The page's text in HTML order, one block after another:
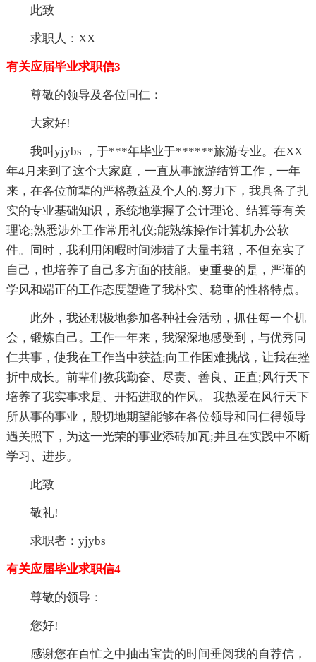
此致
求职人：XX
有关应届毕业求职信3
尊敬的领导及各位同仁：
大家好!
我叫yjybs ，于***年毕业于******旅游专业。在XX
年4月来到了这个大家庭，一直从事旅游结算工作，一年
来，在各位前辈的严格教益及个人的.努力下，我具备了扎
实的专业基础知识，系统地掌握了会计理论、结算等有关
理论;熟悉涉外工作常用礼仪;能熟练操作计算机办公软
件。同时，我利用闲暇时间涉猎了大量书籍，不但充实了
自己，也培养了自己多方面的技能。更重要的是，严谨的
学风和端正的工作态度塑造了我朴实、稳重的性格特点。
此外，我还积极地参加各种社会活动，抓住每一个机
会，锻炼自己。工作一年来，我深深地感受到，与优秀同
仁共事，使我在工作当中获益;向工作困难挑战，让我在挫
折中成长。前辈们教我勤奋、尽责、善良、正直;风行天下
培养了我实事求是、开拓进取的作风。 我热爱在风行天下
所从事的事业，殷切地期望能够在各位领导和同仁得领导
遇关照下，为这一光荣的事业添砖加瓦;并且在实践中不断
学习、进步。
此致
敬礼!
求职者：yjybs
有关应届毕业求职信4
尊敬的领导：
您好!
感谢您在百忙之中抽出宝贵的时间垂阅我的自荐信，